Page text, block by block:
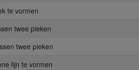
te vormen
twee pieken
twee pieken
lijn te vormen